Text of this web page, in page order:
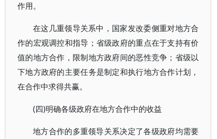
作用。
在这几重领导关系中，国家发改委侧重对地方合
作的宏观调控和指导；省级政府的重点在于支持有价
值的地方合作，限制地方政府间的恶性竞争；省级以
下地方政府的主要任务是制定和执行地方合作计划，
在合作中求得共赢。
(四)明确各级政府在地方合作中的收益
地方合作的多重领导关系决定了各级政府均需要